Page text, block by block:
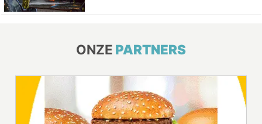
ONZE PARTNERS